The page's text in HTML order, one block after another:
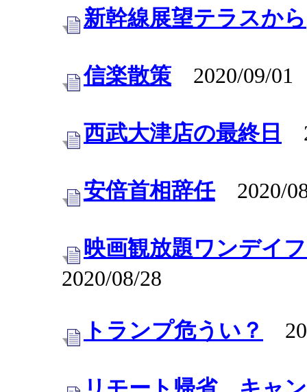
新幹線展望テラスから
信楽散策 2020/09/01
西武大津店の最終日
安倍首相辞任2020/
映画観放題ワンデイ
2020/08/28
トランプ危うい？